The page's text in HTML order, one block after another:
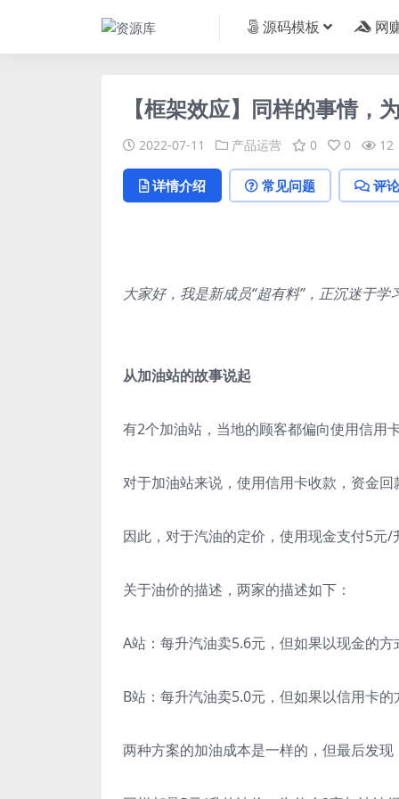
源码模板 网
【框架效应】同样的事情，
2022-07-11 产品运营 0 0 12
详情介绍 常见问题 评
大家好，我是新成员“超有料”，正沉迷于
从加油站的故事说起
有2个加油站，当地的顾客都偏向使用信用
对于加油站来说，使用信用卡收款，资金
因此，对于汽油的定价，使用现金支付5元
关于油价的描述，两家的描述如下：
A站：每升汽油卖5.6元，但如果以现金的
B站：每升汽油卖5.0元，但如果以信用卡
两种方案的加油成本是一样的，但最后发